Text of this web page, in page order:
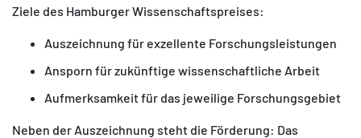
Ziele des Hamburger Wissenschaftspreises:
Auszeichnung für exzellente Forschungsleistungen
Ansporn für zukünftige wissenschaftliche Arbeit
Aufmerksamkeit für das jeweilige Forschungsgebiet
Neben der Auszeichnung steht die Förderung: Das
Diese Informationen helfen uns zu verstehen, wie
Matomo